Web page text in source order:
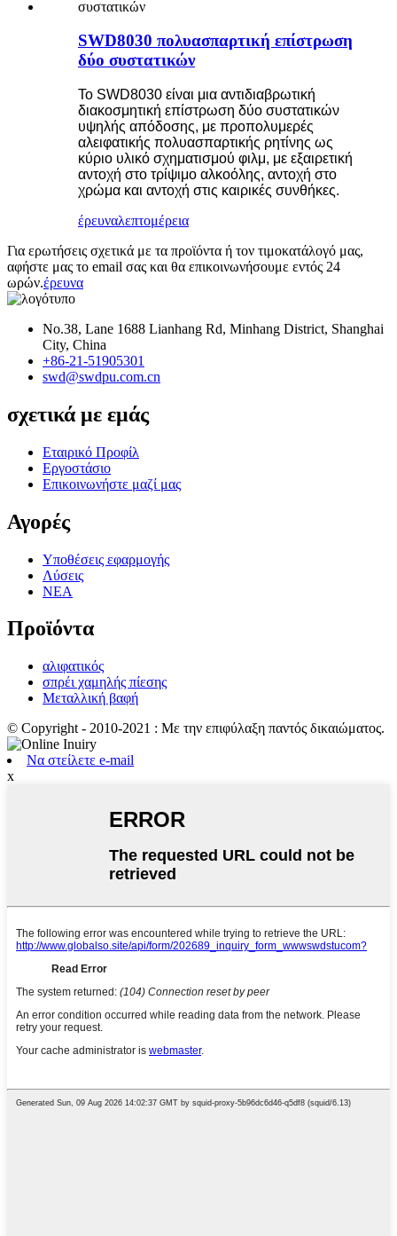
SWD8030 πολυασπαρτική επίστρωση
δύο συστατικών
Το SWD8030 είναι μια αντιδιαβρωτική
διακοσμητική επίστρωση δύο συστατικών
υψηλής απόδοσης, με προπολυμερές
αλειφατικής πολυασπαρτικής ρητίνης ως
κύριο υλικό σχηματισμού φιλμ, με εξαιρετική
αντοχή στο τρίψιμο αλκοόλης, αντοχή στο
χρώμα και αντοχή στις καιρικές συνθήκες.
έρευναλεπτομέρεια
Για ερωτήσεις σχετικά με τα προϊόντα ή τον τιμοκατάλογό μας,
αφήστε μας το email σας και θα επικοινωνήσουμε εντός 24
ωρών.έρευνα
No.38, Lane 1688 Lianhang Rd, Minhang District, Shanghai
City, China
+86-21-51905301
swd@swdpu.com.cn
σχετικά με εμάς
Εταιρικό Προφίλ
Εργοστάσιο
Επικοινωνήστε μαζί μας
Αγορές
Υποθέσεις εφαρμογής
Λύσεις
ΝΕΑ
Προϊόντα
αλιφατικός
σπρέι χαμηλής πίεσης
Μεταλλική βαφή
© Copyright - 2010-2021 : Με την επιφύλαξη παντός δικαιώματος.
Να στείλετε e-mail
x